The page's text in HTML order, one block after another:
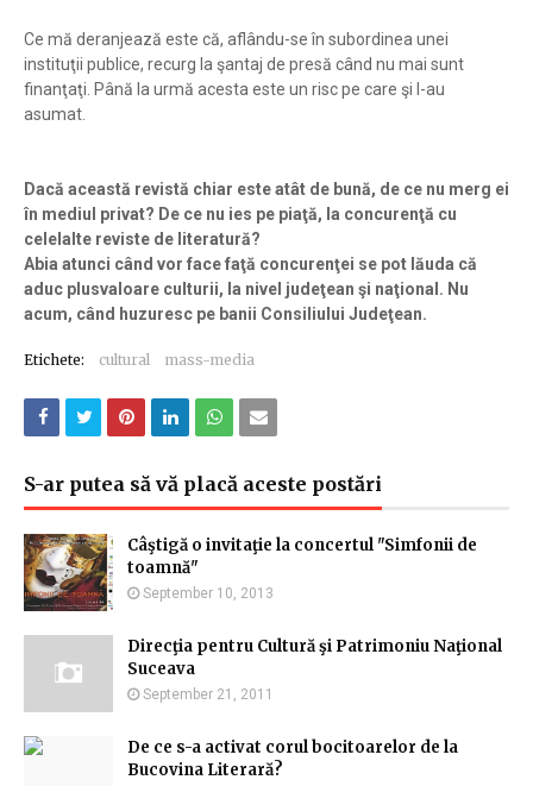
Ce mă deranjează este că, aflându-se în subordinea unei
instituţii publice, recurg la şantaj de presă când nu mai sunt
finanţaţi. Până la urmă acesta este un risc pe care şi l-au
asumat.
Dacă această revistă chiar este atât de bună, de ce nu merg ei
în mediul privat? De ce nu ies pe piaţă, la concurenţă cu
celelalte reviste de literatură?
Abia atunci când vor face faţă concurenţei se pot lăuda că
aduc plusvaloare culturii, la nivel judeţean şi naţional. Nu
acum, când huzuresc pe banii Consiliului Judeţean.
Etichete: cultural mass-media
S-ar putea să vă placă aceste postări
Câştigă o invitaţie la concertul "Simfonii de
toamnă"
September 10, 2013
Direcţia pentru Cultură şi Patrimoniu Naţional
Suceava
September 21, 2011
De ce s-a activat corul bocitoarelor de la
Bucovina Literară?